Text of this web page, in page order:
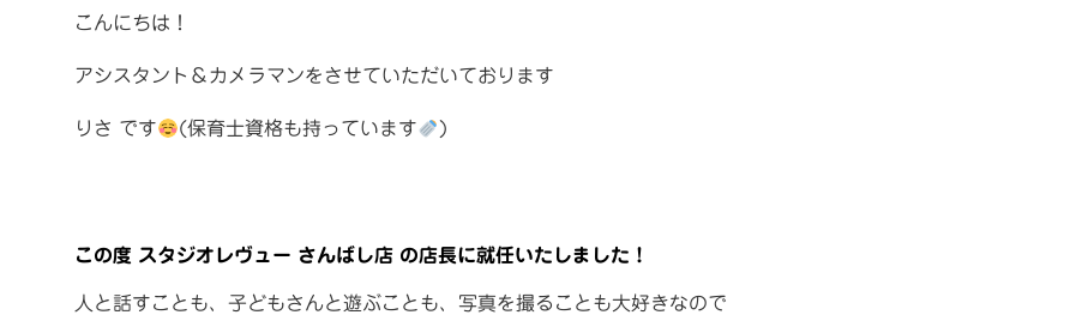
こんにちは！
アシスタント＆カメラマンをさせていただいております
りさ です (保育士資格も持っています )
この度 スタジオレヴュー さんばし店 の店長に就任いたしました！
人と話すことも、子どもさんと遊ぶことも、写真を撮ることも大好きなので